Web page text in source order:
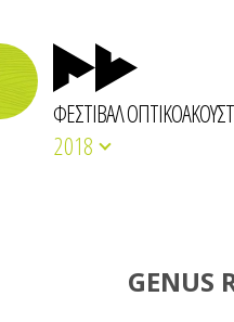
ΦΕΣΤΙΒΑΛ
2018
GENUS